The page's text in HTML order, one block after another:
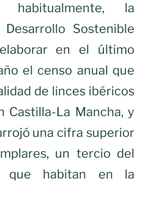
habitualmente, la
Sostenible
en el último
el censo anual que
de linces ibéricos
Castilla-La Mancha, y
una cifra superior
un tercio del
habitan en la